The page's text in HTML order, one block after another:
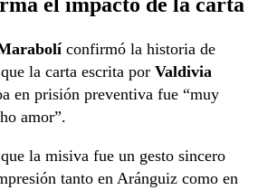
confirmó la historia de
la carta escrita por Valdivia
en prisión preventiva fue “muy
amor”.
la misiva fue un gesto sincero
tanto en Aránguiz como en